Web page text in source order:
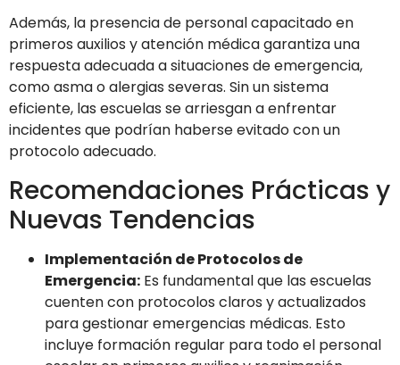
Además, la presencia de personal capacitado en
primeros auxilios y atención médica garantiza una
respuesta adecuada a situaciones de emergencia,
como asma o alergias severas. Sin un sistema
eficiente, las escuelas se arriesgan a enfrentar
incidentes que podrían haberse evitado con un
protocolo adecuado.
Recomendaciones Prácticas y
Nuevas Tendencias
Implementación de Protocolos de
Emergencia: Es fundamental que las escuelas
cuenten con protocolos claros y actualizados
para gestionar emergencias médicas. Esto
incluye formación regular para todo el personal